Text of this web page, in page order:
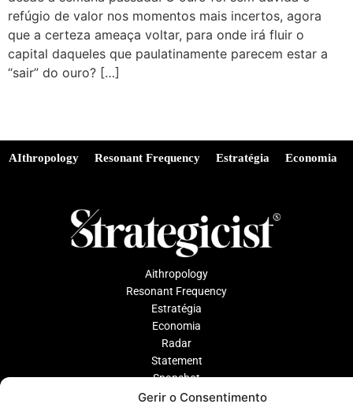
Gerir o Consentimento
refúgio de valor nos momentos mais incertos, agora
que a certeza ameaça voltar, para onde irá fluir o
capital daqueles que paulatinamente parecem estar a
“sair” do ouro? […]
AIthropology Resonant Frequency Estratégia Economia
Aithropology
Resonant Frequency
Estratégia
Economia
Radar
Statement
Snapshot